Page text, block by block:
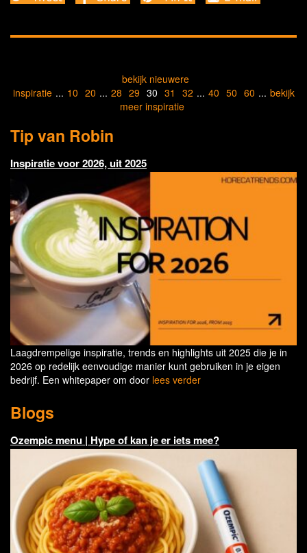
bekijk nieuwere
inspiratie ... 10 20 ... 28 29 30 31 32 ... 40 50 60 ... bekijk
meer inspiratie
Tip van Robin
Inspiratie voor 2026, uit 2025
Laagdrempelige inspiratie, trends en highlights uit 2025 die je in
2026 op redelijk eenvoudige manier kunt gebruiken in je eigen
bedrijf. Een whitepaper om door lees verder
Blogs
Ozempic menu | Hype of kan je er iets mee?